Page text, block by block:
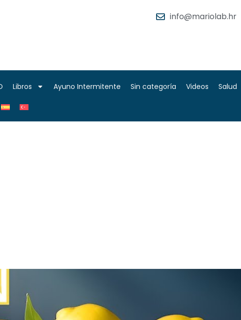
info@mariolab.hr
Libros Ayuno Intermitente Sin categoría Videos Salud